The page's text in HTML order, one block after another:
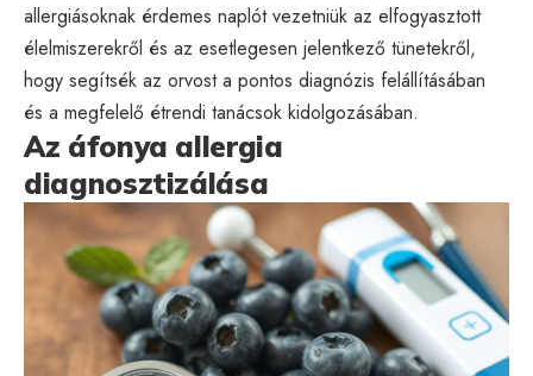
allergiásoknak érdemes naplót vezetniük az elfogyasztott
élelmiszerekről és az esetlegesen jelentkező tünetekről,
hogy segítsék az orvost a pontos diagnózis felállításában
és a megfelelő étrendi tanácsok kidolgozásában.
Az áfonya allergia
diagnosztizálása